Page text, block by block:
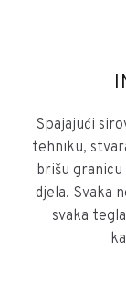
Spajajući
tehniku,
brišu
djela. Svaka
svaka